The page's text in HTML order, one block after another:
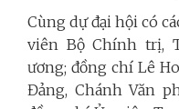
Cùng dự đại hội có
viên Bộ Chính trị,
ương; đồng chí Lê
Đảng, Chánh Văn